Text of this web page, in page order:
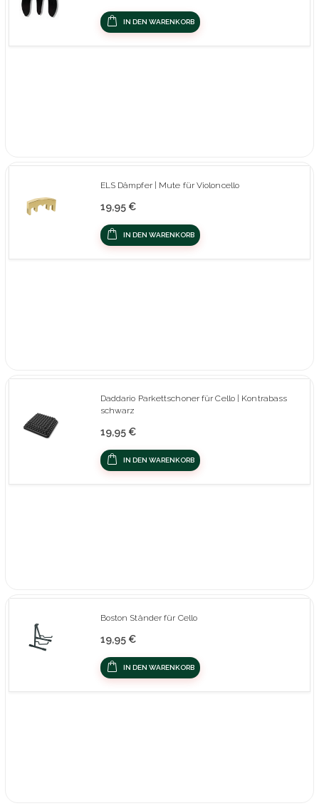
IN DEN WARENKORB
ELS Dämpfer | Mute für Violoncello
19,95 €
IN DEN WARENKORB
Daddario Parkettschoner für Cello | Kontrabass
schwarz
19,95 €
IN DEN WARENKORB
Boston Ständer für Cello
19,95 €
IN DEN WARENKORB